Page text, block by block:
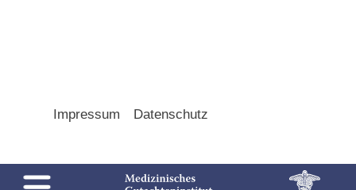
Menu
Navigation
Impressum Datenschutz